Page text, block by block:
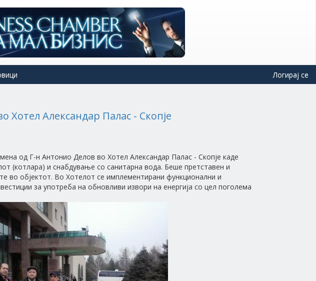
Логирај се
Хотел Александар Палас - Скопје
од Г-н Антонио Делов во Хотел Александар Палас - Скопје каде
(котлара) и снабдување со санитарна вода. Беше претставен и
во објектот. Во Хотелот се имплементирани функционални и
за употреба на обновливи извори на енергија со цел поголема